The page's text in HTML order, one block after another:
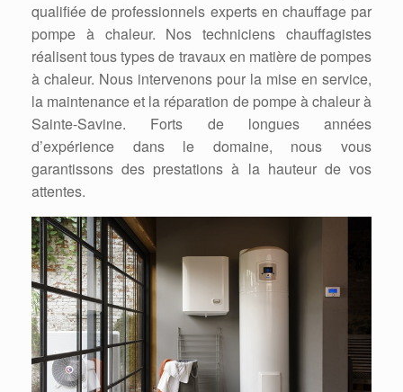
qualifiée de professionnels experts en chauffage par
pompe à chaleur. Nos techniciens chauffagistes
réalisent tous types de travaux en matière de pompes
à chaleur. Nous intervenons pour la mise en service,
la maintenance et la réparation de pompe à chaleur à
Sainte-Savine. Forts de longues années
d’expérience dans le domaine, nous vous
garantissons des prestations à la hauteur de vos
attentes.